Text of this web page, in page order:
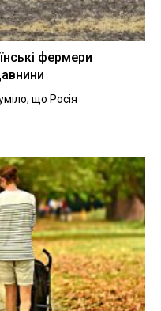
фермери
що Росія